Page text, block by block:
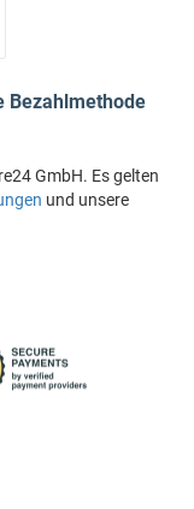
Bezahlmethode
GmbH. Es gelten
und unsere